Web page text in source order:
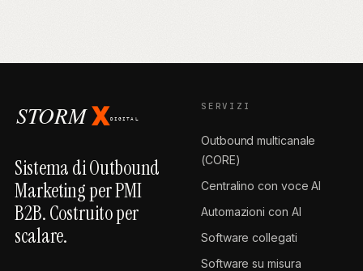
Sistema di Outbound
Marketing per PMI
B2B. Costruito per
scalare.
SERVIZI
Outbound multicanale
(CORE)
Centralino con voce AI
Automazioni con AI
Software collegati
Software su misura